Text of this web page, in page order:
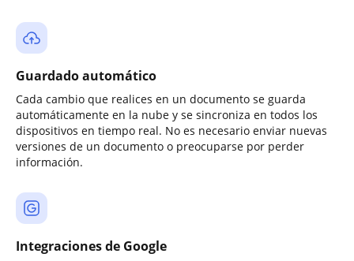
Guardado automático
Cada cambio que realices en un documento se guarda
automáticamente en la nube y se sincroniza en todos los
dispositivos en tiempo real. No es necesario enviar nuevas
versiones de un documento o preocuparse por perder
información.
Integraciones de Google